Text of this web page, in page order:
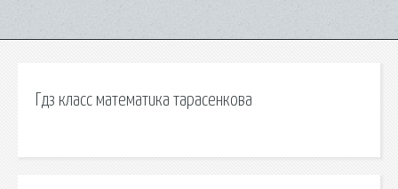
Гдз класс математика тарасенкова